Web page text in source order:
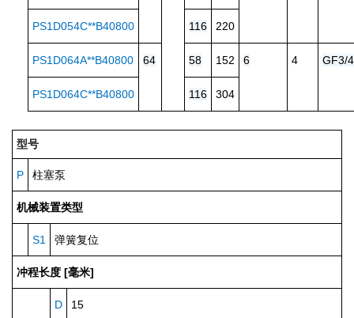
PS1D054C**B40800 116 220
PS1D064A**B40800 64 58 152 6 4 GF3/
PS1D064C**B40800 116 304
型号
P 柱塞泵
机械装置类型
S1 弹簧复位
冲程长度 [毫米]
D 15